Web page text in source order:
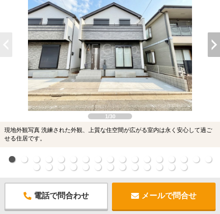
1/30
現地外観写真 洗練された外観、上質な住空間が広がる室内は永く安心して過ご
せる住居です。
電話で問合わせ メールで問合せ